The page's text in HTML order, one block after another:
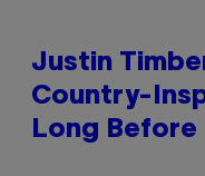
Justin
Country-
Long Before